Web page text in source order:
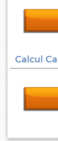
Calcul